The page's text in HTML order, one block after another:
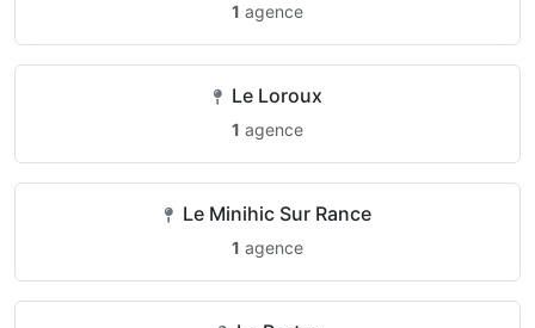
1 agence
Le Loroux
1 agence
Le Minihic Sur Rance
1 agence